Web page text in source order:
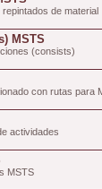
de material
MSTS
(consists)
con rutas para
actividades
MSTS